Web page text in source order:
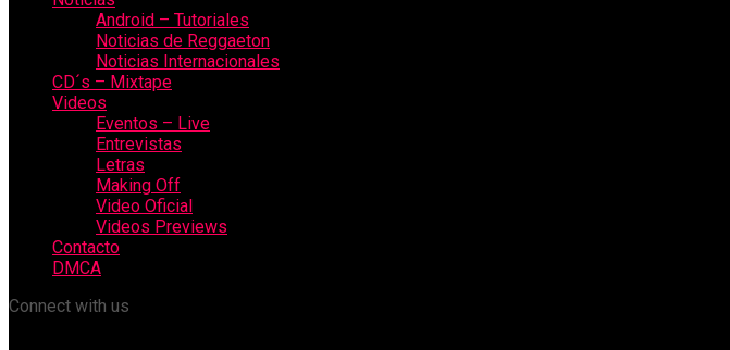
Android – Tutoriales
Noticias de Reggaeton
Noticias Internacionales
CD´s – Mixtape
Videos
Eventos – Live
Entrevistas
Letras
Making Off
Video Oficial
Videos Previews
Contacto
DMCA
Connect with us